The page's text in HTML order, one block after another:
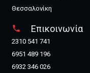
Θεσσαλονίκη
phone Επικοινωνία
2310 541 741
6951 489 196
6932 346 026